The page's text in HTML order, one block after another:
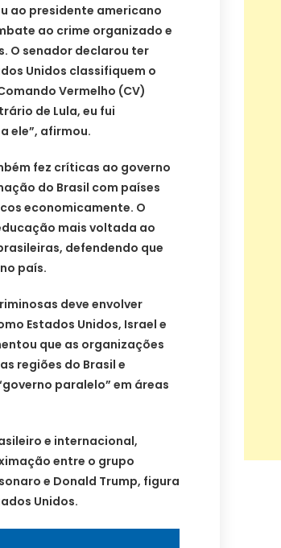
ao presidente americano
ao crime organizado e
O senador declarou ter
Unidos classifiquem o
Vermelho (CV)
de Lula, eu fui
ele”, afirmou.
fez críticas ao governo
do Brasil com países
economicamente. O
mais voltada ao
defendendo que
país.
deve envolver
Estados Unidos, Israel e
que as organizações
regiões do Brasil e
paralelo” em áreas
e internacional,
entre o grupo
e Donald Trump, figura
Unidos.